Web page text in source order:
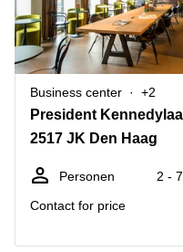
Business center +2
2517 JK Den Haag
Personen
2 - 7
Contact for price